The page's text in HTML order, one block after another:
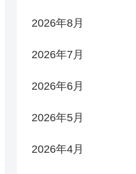
2026年8月
2026年7月
2026年6月
2026年5月
2026年4月